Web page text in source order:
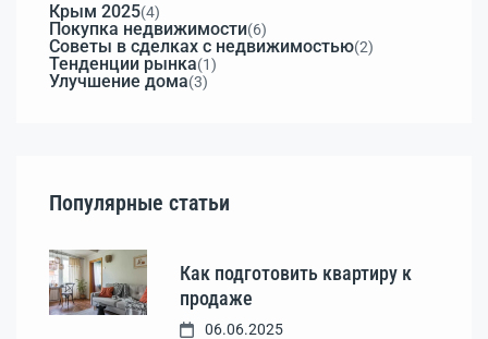
Крым 2025(4)
Покупка недвижимости(6)
Советы в сделках с недвижимостью(2)
Тенденции рынка(1)
Улучшение дома(3)
Популярные статьи
Как подготовить квартиру к
продаже
06.06.2025